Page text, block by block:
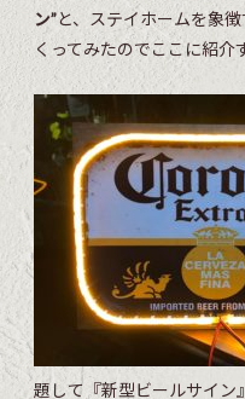
ン”と、ステイホームを象徴
くってみたのでここに紹介
題して『新型ビールサイン